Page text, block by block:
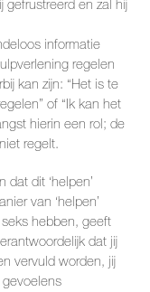
gefrustreerd en zal hij
informatie
regelen
kan zijn: “Het is te
of “Ik kan het
hierin een rol; de
regelt.
dit ‘helpen’
van ‘helpen’
hebben, geeft
dat jij
vervuld worden, jij
gevoelens